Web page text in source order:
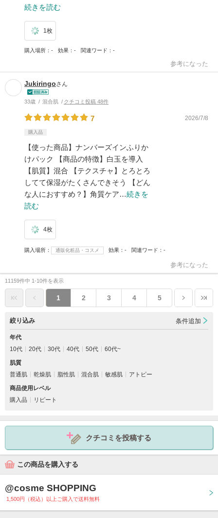
続きを読む
1枚
購入場所 - 効果 - 関連ワード -
参考になった
Jukiringoさん
33歳 混合肌 クチコミ投稿 48件
7 2026/7/8
購入品
【使った商品】ナンバーズインふりか
けパック 【商品の特徴】白玉を導入
【肌質】混合 【テクスチャ】とろとろ
してて保湿がたくさんできそう 【どん
な人におすすめ？】角質ケア…続きを
読む
4枚
購入場所 通販化粧品・コスメ 効果 - 関連ワード -
参考になった
11159件中 1-10件を表示
1 2 3 4 5
絞り込み 条件追加
年代
10代
20代 30代 40代 50代
60代~
肌質
普通肌
乾燥肌 脂性肌 混合肌 敏感肌
アトピー
商品使用レベル
購入品
リピート
クチコミを投稿する
この商品を購入する
@cosme SHOPPING
1,500円（税込）以上ご購入で送料無料